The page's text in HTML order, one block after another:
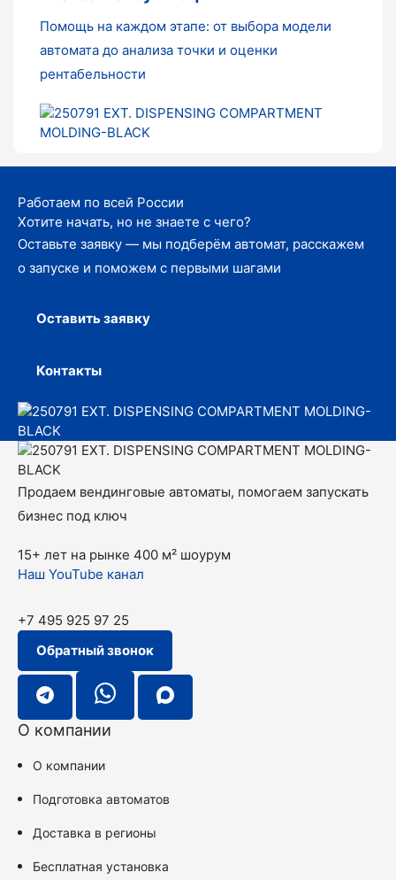
Помощь на каждом этапе: от выбора модели
автомата до анализа точки и оценки
рентабельности
Работаем по всей России
Хотите начать, но не знаете с чего?
Оставьте заявку — мы подберём автомат, расскажем
о запуске и поможем с первыми шагами
Оставить заявку
Контакты
Продаем вендинговые автоматы, помогаем запускать
бизнес под ключ
15+ лет на рынке 400 м² шоурум
Наш YouTube канал
+7 495 925 97 25
Обратный звонок
О компании
О компании
Подготовка автоматов
Доставка в регионы
Бесплатная установка